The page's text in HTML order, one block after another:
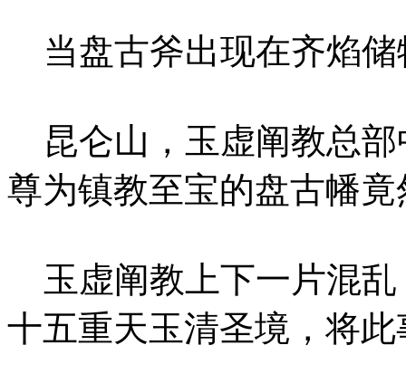
当盘古斧出现在齐焰储
昆仑山，玉虚阐教总部
尊为镇教至宝的盘古幡
玉虚阐教上下一片混乱
十五重天玉清圣境，将